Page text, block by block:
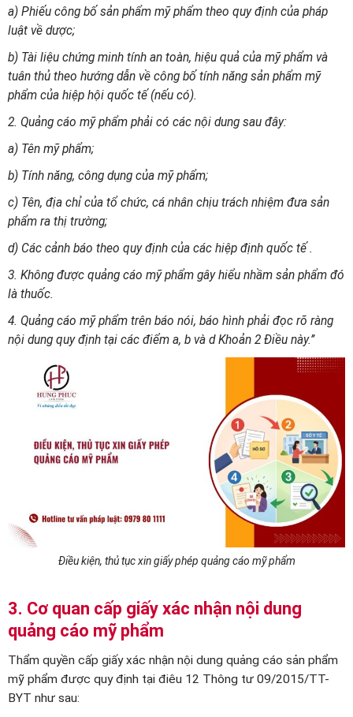
a) Phiếu công bố sản phẩm mỹ phẩm theo quy định của pháp
luật về dược;
b) Tài liệu chứng minh tính an toàn, hiệu quả của mỹ phẩm và
tuân thủ theo hướng dẫn về công bố tính năng sản phẩm mỹ
phẩm của hiệp hội quốc tế (nếu có).
2. Quảng cáo mỹ phẩm phải có các nội dung sau đây:
a) Tên mỹ phẩm;
b) Tính năng, công dụng của mỹ phẩm;
c) Tên, địa chỉ của tổ chức, cá nhân chịu trách nhiệm đưa sản
phẩm ra thị trường;
d) Các cảnh báo theo quy định của các hiệp định quốc tế .
3. Không được quảng cáo mỹ phẩm gây hiểu nhầm sản phẩm đó
là thuốc.
4. Quảng cáo mỹ phẩm trên báo nói, báo hình phải đọc rõ ràng
nội dung quy định tại các điểm a, b và d Khoản 2 Điều này.’’
Điều kiện, thủ tục xin giấy phép quảng cáo mỹ phẩm
3. Cơ quan cấp giấy xác nhận nội dung
quảng cáo mỹ phẩm
Thẩm quyền cấp giấy xác nhận nội dung quảng cáo sản phẩm
mỹ phẩm được quy định tại điêu 12 Thông tư 09/2015/TT-
BYT như sau: